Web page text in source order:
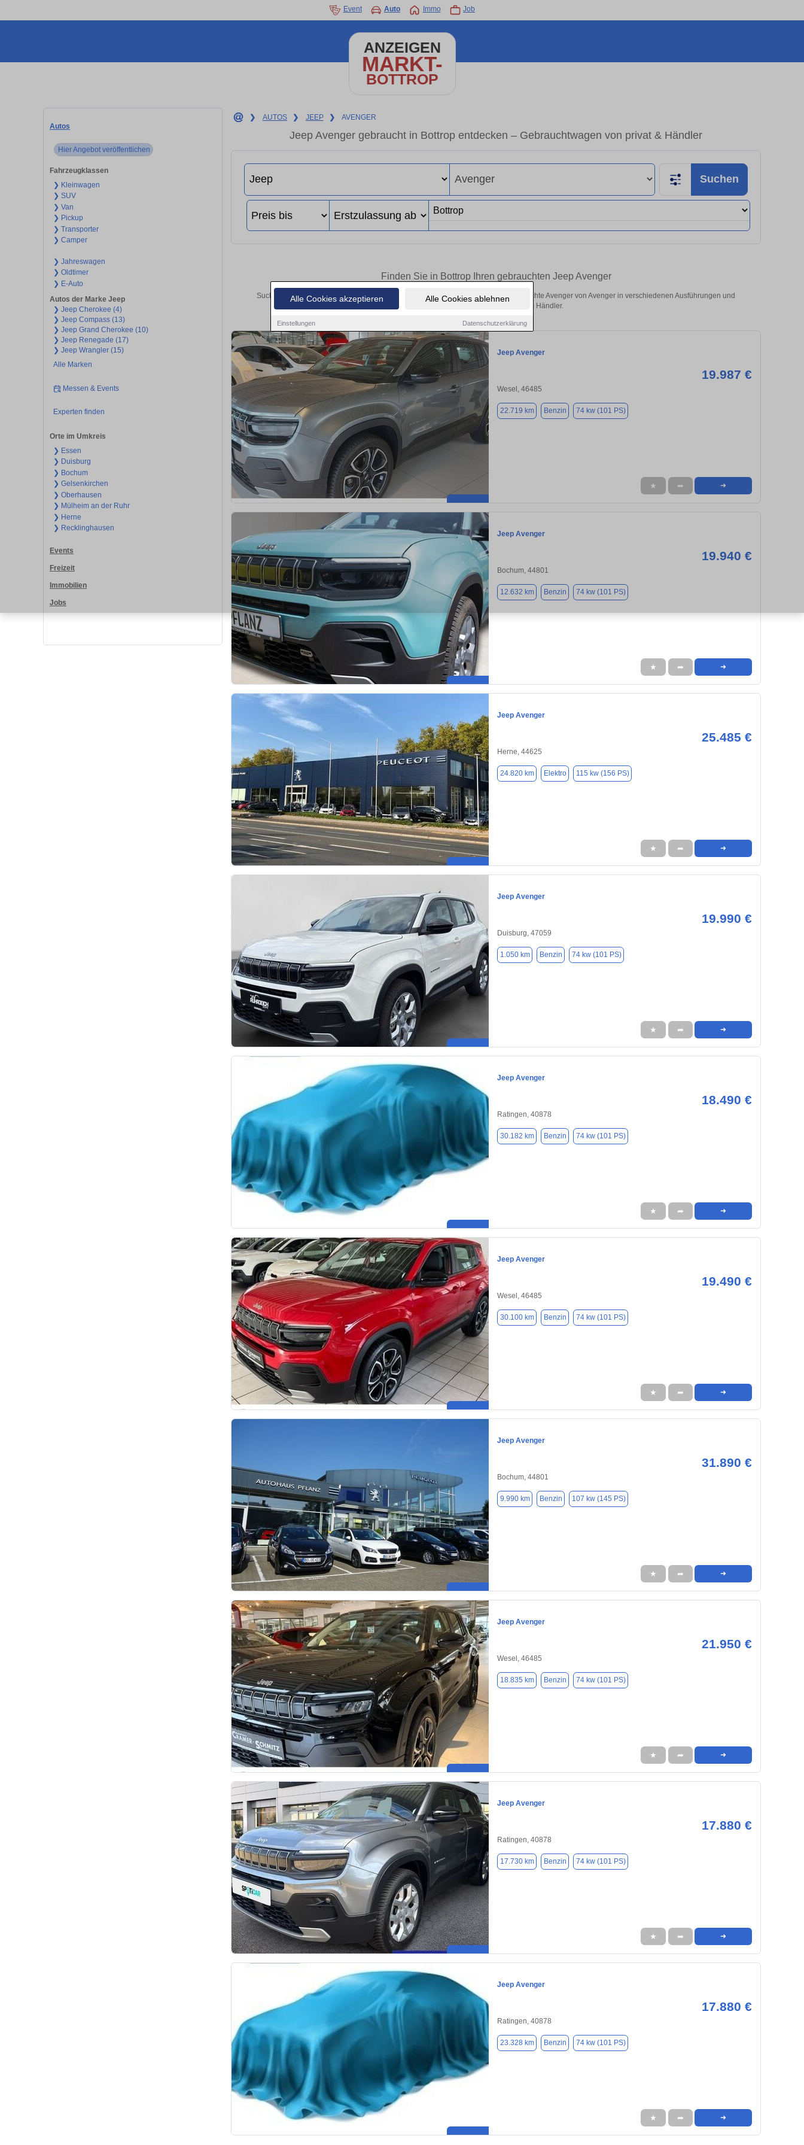
Alle Cookies akzeptieren Alle Cookies ablehnen
Einstellungen Datenschutzerklärung
Event Auto Immo Job
ANZEIGEN
MARKT-
BOTTROP
Autos
Hier Angebot veröffentlichen
Fahrzeugklassen
❯ Kleinwagen
❯ SUV
❯ Van
❯ Pickup
❯ Transporter
❯ Camper
❯ Jahreswagen
❯ Oldtimer
❯ E-Auto
Autos der Marke Jeep
❯ Jeep Cherokee (4)
❯ Jeep Compass (13)
❯ Jeep Grand Cherokee (10)
❯ Jeep Renegade (17)
❯ Jeep Wrangler (15)
Alle Marken
Messen & Events
Experten finden
Orte im Umkreis
❯ Essen
❯ Duisburg
❯ Bochum
❯ Gelsenkirchen
❯ Oberhausen
❯ Mülheim an der Ruhr
❯ Herne
❯ Recklinghausen
Events
Freizeit
Immobilien
Jobs
❯ AUTOS ❯ JEEP ❯ AVENGER
Jeep Avenger gebraucht in Bottrop entdecken – Gebrauchtwagen von privat & Händler
Suchen
Finden Sie in Bottrop Ihren gebrauchten Jeep Avenger
Suchen Sie in Bottrop einen Jeep Avenger Gebrauchtwagen? Entdecken Sie gebrauchte Avenger von Avenger in verschiedenen Ausführungen und
Preisklassen von privat und vom Händler.
Jeep Avenger
19.987 €
Wesel, 46485
22.719 km Benzin 74 kw (101 PS)
★ ➦ ➜
Jeep Avenger
19.940 €
Bochum, 44801
12.632 km Benzin 74 kw (101 PS)
★ ➦ ➜
Jeep Avenger
25.485 €
Herne, 44625
24.820 km Elektro 115 kw (156 PS)
★ ➦ ➜
Jeep Avenger
19.990 €
Duisburg, 47059
1.050 km Benzin 74 kw (101 PS)
★ ➦ ➜
Jeep Avenger
18.490 €
Ratingen, 40878
30.182 km Benzin 74 kw (101 PS)
★ ➦ ➜
Jeep Avenger
19.490 €
Wesel, 46485
30.100 km Benzin 74 kw (101 PS)
★ ➦ ➜
Jeep Avenger
31.890 €
Bochum, 44801
9.990 km Benzin 107 kw (145 PS)
★ ➦ ➜
Jeep Avenger
21.950 €
Wesel, 46485
18.835 km Benzin 74 kw (101 PS)
★ ➦ ➜
Jeep Avenger
17.880 €
Ratingen, 40878
17.730 km Benzin 74 kw (101 PS)
★ ➦ ➜
Jeep Avenger
17.880 €
Ratingen, 40878
23.328 km Benzin 74 kw (101 PS)
★ ➦ ➜